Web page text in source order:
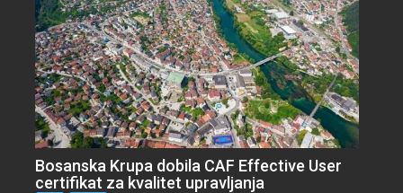
Bosanska Krupa dobila CAF Effective User
certifikat za kvalitet upravljanja